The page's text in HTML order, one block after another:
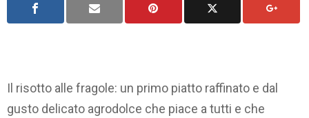
Il risotto alle fragole: un primo piatto raffinato e dal
gusto delicato agrodolce che piace a tutti e che